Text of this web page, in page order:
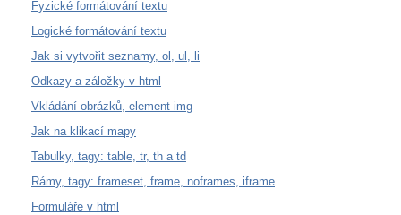
Fyzické formátování textu
Logické formátování textu
Jak si vytvořit seznamy, ol, ul, li
Odkazy a záložky v html
Vkládání obrázků, element img
Jak na klikací mapy
Tabulky, tagy: table, tr, th a td
Rámy, tagy: frameset, frame, noframes, iframe
Formuláře v html